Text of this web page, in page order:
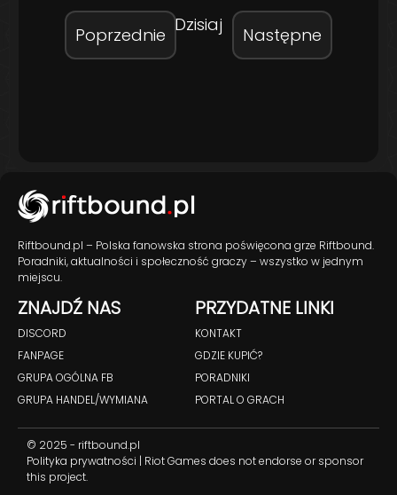
PoprzednieWydarzenia
Dzisiaj Następne
Riftbound.pl – Polska fanowska strona poświęcona grze Riftbound.
Poradniki, aktualności i społeczność graczy – wszystko w jednym
miejscu.
ZNAJDŹ NAS
DISCORD
FANPAGE
GRUPA OGÓLNA FB
GRUPA HANDEL/WYMIANA
PRZYDATNE LINKI
KONTAKT
GDZIE KUPIĆ?
PORADNIKI
PORTAL O GRACH
© 2025 - riftbound.pl
Polityka prywatności | Riot Games does not endorse or sponsor
this project.